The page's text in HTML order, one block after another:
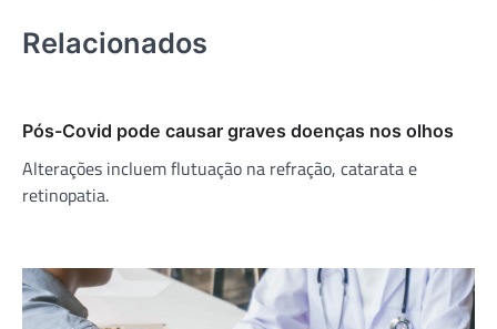
Relacionados
Pós-Covid pode causar graves doenças nos olhos
Alterações incluem flutuação na refração, catarata e
retinopatia.